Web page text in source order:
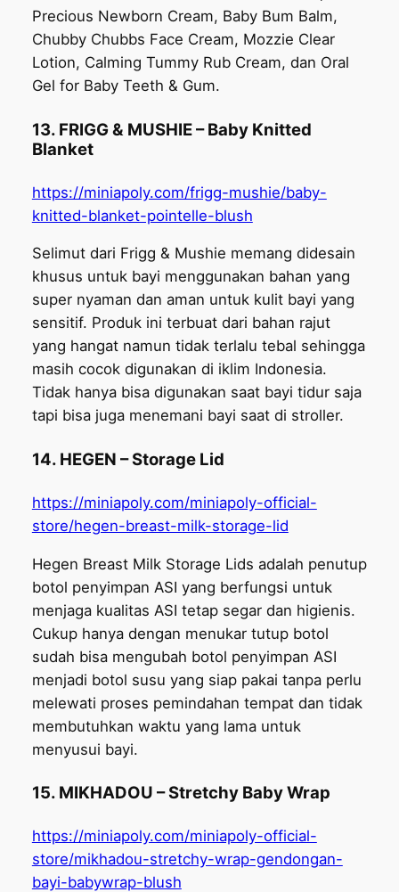
Precious Newborn Cream, Baby Bum Balm,
Chubby Chubbs Face Cream, Mozzie Clear
Lotion, Calming Tummy Rub Cream, dan Oral
Gel for Baby Teeth & Gum.
13. FRIGG & MUSHIE – Baby Knitted
Blanket
https://miniapoly.com/frigg-mushie/baby-
knitted-blanket-pointelle-blush
Selimut dari Frigg & Mushie memang didesain
khusus untuk bayi menggunakan bahan yang
super nyaman dan aman untuk kulit bayi yang
sensitif. Produk ini terbuat dari bahan rajut
yang hangat namun tidak terlalu tebal sehingga
masih cocok digunakan di iklim Indonesia.
Tidak hanya bisa digunakan saat bayi tidur saja
tapi bisa juga menemani bayi saat di stroller.
14. HEGEN – Storage Lid
https://miniapoly.com/miniapoly-official-
store/hegen-breast-milk-storage-lid
Hegen Breast Milk Storage Lids adalah penutup
botol penyimpan ASI yang berfungsi untuk
menjaga kualitas ASI tetap segar dan higienis.
Cukup hanya dengan menukar tutup botol
sudah bisa mengubah botol penyimpan ASI
menjadi botol susu yang siap pakai tanpa perlu
melewati proses pemindahan tempat dan tidak
membutuhkan waktu yang lama untuk
menyusui bayi.
15. MIKHADOU – Stretchy Baby Wrap
https://miniapoly.com/miniapoly-official-
store/mikhadou-stretchy-wrap-gendongan-
bayi-babywrap-blush